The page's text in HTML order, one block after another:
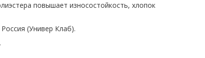
повышает износостойкость, хлопок
(Универ Клаб).